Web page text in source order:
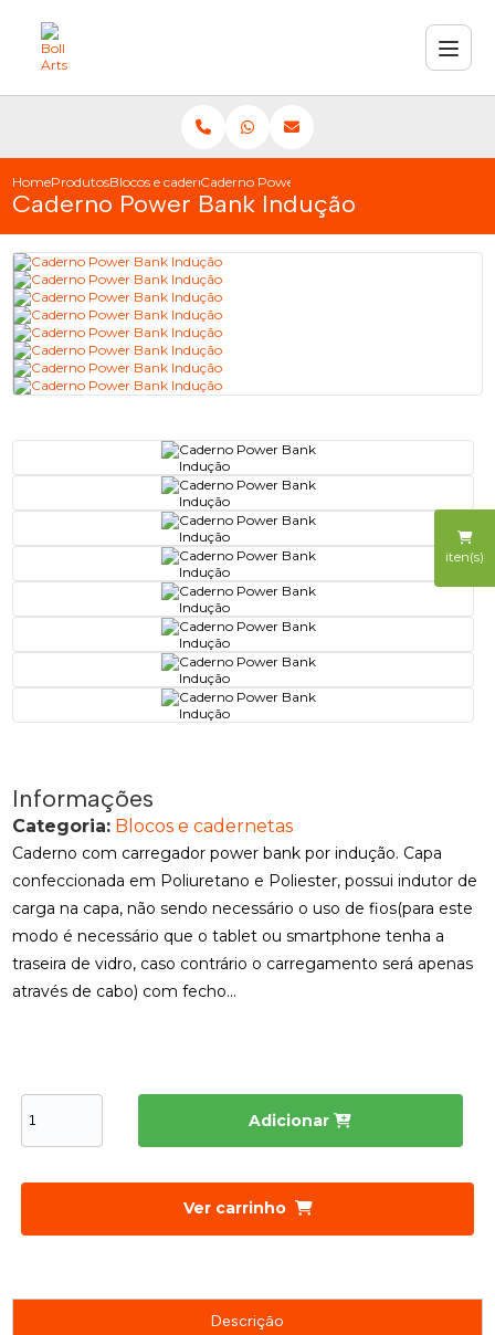
iten(s)
HomeProdutosBlocos e cadernetasCaderno Power Bank Indução
Caderno Power Bank Indução
Informações
Categoria: Blocos e cadernetas
Caderno com carregador power bank por indução. Capa
confeccionada em Poliuretano e Poliester, possui indutor de
carga na capa, não sendo necessário o uso de fios(para este
modo é necessário que o tablet ou smartphone tenha a
traseira de vidro, caso contrário o carregamento será apenas
através de cabo) com fecho...
Adicionar
Ver carrinho
Descrição